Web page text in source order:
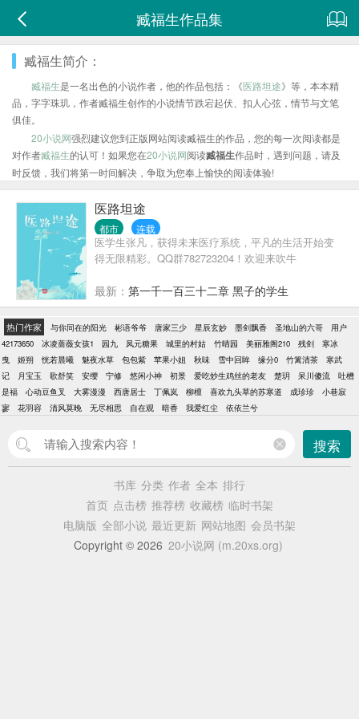
臧福生作品集
臧福生简介：
臧福生是一名出色的小说作者，他的作品包括：《医路坦途》等，本本精
品，字字珠玑，作者臧福生创作的小说情节跌宕起伏、扣人心弦，情节与文笔
俱佳。
20小说网强烈建议您到正版网站阅读臧福生的作品，您的每一次阅读都是
对作者臧福生的认可！如果您在20小说网阅读臧福生作品时，遇到问题，请及
时反馈，我们将第一时间解决，争取为您奉上愉快的阅读体验!
医路坦途
都市 连载
医学生张凡，获得未来医疗系统，平凡的生活开始变
得无限精彩。QQ群782723204！欢迎来吹牛
最新： 第一千一百三十二章 黑子的学生
热门作家 与你同在的阳光 彬语爷爷 唐家三少 星辰玄妙 墨剑飘香 圣地山的六哥
用户
42173650
冰凌蔷薇女孩1 园九 凤元糖果 城里的村姑 竹晴园 美丽雅阁210 残剑
寒冰
曳
姬朔 恍若晨曦 魅夜水草 包包紫 苹果小姐 秋味 雪中回眸 缘分0 竹篱清茶
寒武
记
月宝玉 歌舒笑 安缨 宁修 悠闲小神 初景 爱吃炒生鸡丝的老友 楚玥 呆川傻流
吐槽
是福
心动豆鱼叉 大雾漫漫 西唐居士 丁佩岚 柳檀 喜欢九头草的苏寒道 成珍珍
小巷寂
寥
花羽容 清风莫晚 无尽相思 自在观 暗香 我爱红尘 依依兰兮
搜索
书库 分类 作者 全本 排行
首页 点击榜 推荐榜 收藏榜 临时书架
电脑版 全部小说 最近更新 网站地图 会员书架
Copyright © 2026 20小说网 (m.20xs.org)